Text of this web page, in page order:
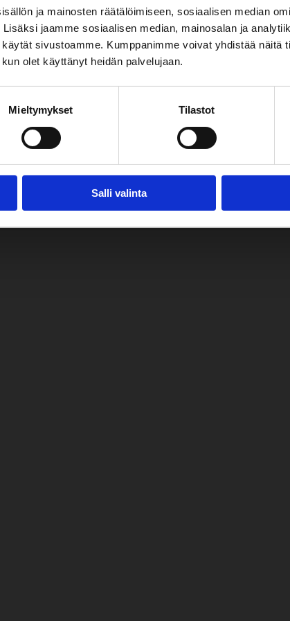
ja mainosten räätälöimiseen, sosiaalisen median
jaamme sosiaalisen median, mainosalan ja
sivustoamme. Kumppanimme voivat yhdistää näitä
olet käyttänyt heidän palvelujaan.
Mieltymykset Tilastot
Salli valinta
.